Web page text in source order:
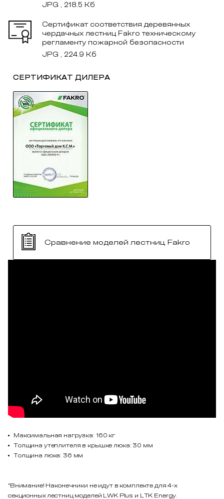
JPG , 218.5 Кб
Сертификат соответствия деревянных
чердачных лестниц Fakro техническому
регламенту пожарной безопасности
JPG , 224.9 Кб
СЕРТИФИКАТ ДИЛЕРА
Сравнение моделей лестниц Fakro
Максимальная нагрузка: 160 кг
Толщина утеплителя в крышке люка: 30 мм
Толщина люка: 36 мм
*Внимание! Наконечники не идут в комплекте для 4-x
секционных лестниц моделей LWK Plus и LTK Energy.